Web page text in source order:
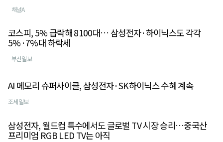
채널A
코스피, 5% 급락해 8100대… 삼성전자·하이닉스도 각각
5%·7%대 하락세
부산일보
AI 메모리 슈퍼사이클, 삼성전자·SK하이닉스 수혜 계속
조세일보
삼성전자, 월드컵 특수에서도 글로벌 TV 시장 승리…중국산
프리미엄 RGB LED TV는 아직